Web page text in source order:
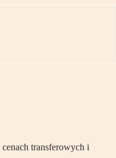
transferowych i